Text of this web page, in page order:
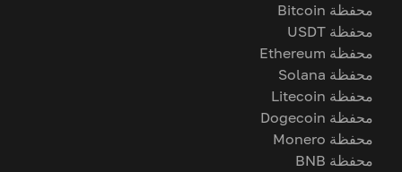
محفظة Bitcoin
محفظة USDT
محفظة Ethereum
محفظة Solana
محفظة Litecoin
محفظة Dogecoin
محفظة Monero
محفظة BNB